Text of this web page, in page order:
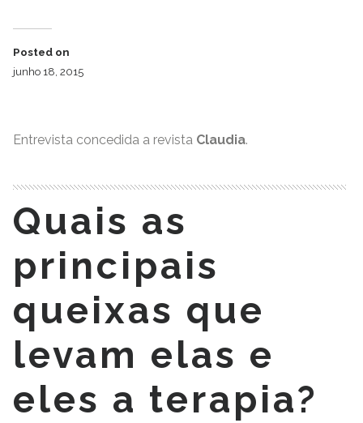
Posted on
junho 18, 2015
Entrevista concedida a revista Claudia.
Quais as
principais
queixas que
levam elas e
eles a terapia?